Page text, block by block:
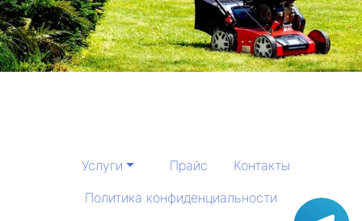
Услуги Прайс
Контакты
Политика конфиденциальности